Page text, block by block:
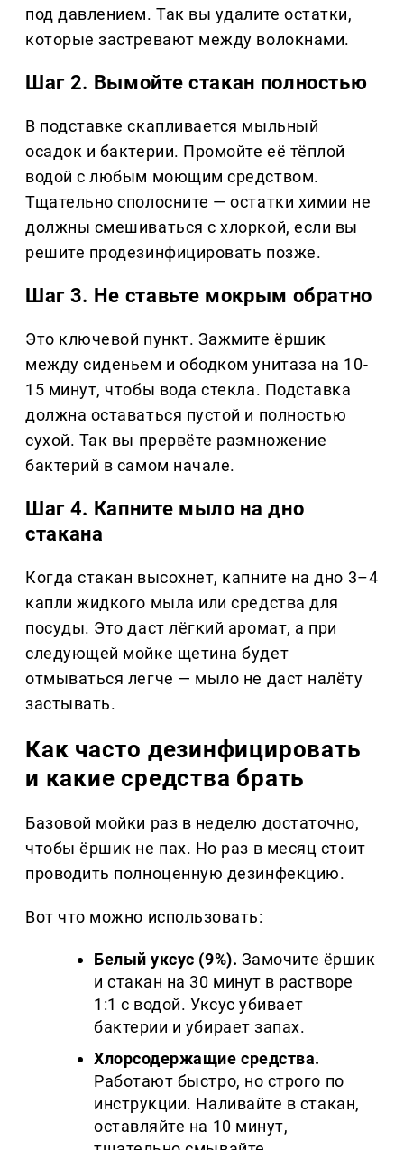
под давлением. Так вы удалите остатки,
которые застревают между волокнами.
Шаг 2. Вымойте стакан полностью
В подставке скапливается мыльный
осадок и бактерии. Промойте её тёплой
водой с любым моющим средством.
Тщательно сполосните — остатки химии не
должны смешиваться с хлоркой, если вы
решите продезинфицировать позже.
Шаг 3. Не ставьте мокрым обратно
Это ключевой пункт. Зажмите ёршик
между сиденьем и ободком унитаза на 10-
15 минут, чтобы вода стекла. Подставка
должна оставаться пустой и полностью
сухой. Так вы прервёте размножение
бактерий в самом начале.
Шаг 4. Капните мыло на дно
стакана
Когда стакан высохнет, капните на дно 3–4
капли жидкого мыла или средства для
посуды. Это даст лёгкий аромат, а при
следующей мойке щетина будет
отмываться легче — мыло не даст налёту
застывать.
Как часто дезинфицировать
и какие средства брать
Базовой мойки раз в неделю достаточно,
чтобы ёршик не пах. Но раз в месяц стоит
проводить полноценную дезинфекцию.
Вот что можно использовать:
Белый уксус (9%). Замочите ёршик
и стакан на 30 минут в растворе
1:1 с водой. Уксус убивает
бактерии и убирает запах.
Хлорсодержащие средства.
Работают быстро, но строго по
инструкции. Наливайте в стакан,
оставляйте на 10 минут,